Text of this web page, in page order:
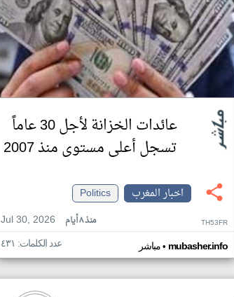
عائدات الخزانة لأجل 30 عاماً
تسجل أعلى مستوى منذ 2007
اخبار المغرب
Politics
Jul 30, 2026
منذ ٨ أيام TH53FR
مباشر• mubasher.info عدد الكلمات: ٤٣١